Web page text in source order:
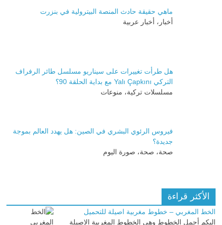
ماهي حقيقة حادث المنصة البيترولية في بنزرت
أخبار، أخبار عربية
هل طرأت تغييرات على سيناريو مسلسل طائر الرفراف
التركي Yalı Çapkını مع بداية الحلقة 90؟
مسلسلات تركية، منوعات
فيروس الرئوي البشري في الصين: هل يهدد العالم بموجة
جديدة؟
صحة، صحة، صورة اليوم
الأكثر قراءة
الخط المغربي – خطوط مغربية اصيلة للتحميل
إليكم أجمل الخطوط وهي الخطوط المغربية الاصيلة